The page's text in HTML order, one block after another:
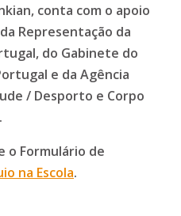
conta com o apoio
Representação da
do Gabinete do
e da Agência
/ Desporto e Corpo
o Formulário de
na Escola.